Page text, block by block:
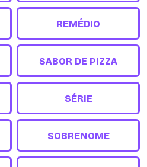
REMÉDIO
SABOR DE PIZZA
SÉRIE
SOBRENOME